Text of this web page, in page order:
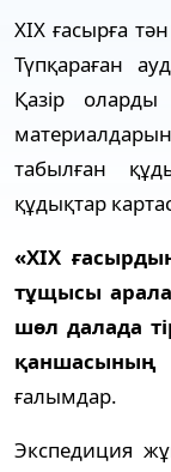
XIX ғасырға
Түпқараған
Қазір
табылған
құдықтар
«XIX
тұщысы
шөл далада
қаншасының
ғалымдар.
Экспедиция